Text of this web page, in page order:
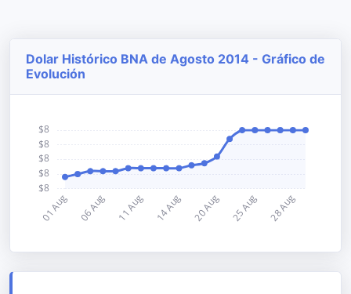
Dolar Histórico BNA de Agosto 2014 - Gráfico de
Evolución